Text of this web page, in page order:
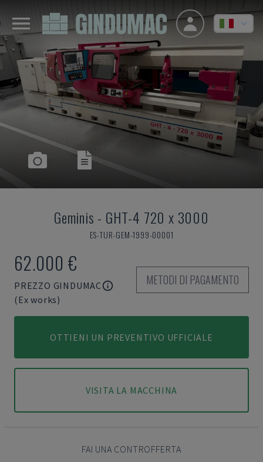
Geminis - GHT-4 720 x 3000
ES-TUR-GEM-1999-00001
62.000 €
PREZZO GINDUMAC
(Ex works)
METODI DI PAGAMENTO
OTTIENI UN PREVENTIVO UFFICIALE
VISITA LA MACCHINA
FAI UNA CONTROFFERTA